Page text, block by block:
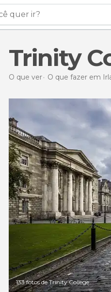
quer ir?
Trinity
O que ver O que fazer em
133 fotos de Trinity College